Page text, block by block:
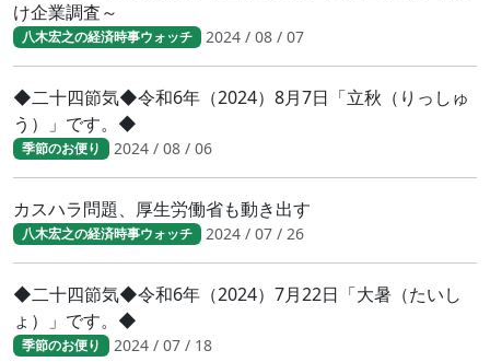
け企業調査～
八木宏之の経済時事ウォッチ 2024 / 08 / 07
◆二十四節気◆令和6年（2024）8月7日「立秋（りっしゅ
う）」です。◆
季節のお便り 2024 / 08 / 06
カスハラ問題、厚生労働省も動き出す
八木宏之の経済時事ウォッチ 2024 / 07 / 26
◆二十四節気◆令和6年（2024）7月22日「大暑（たいし
ょ）」です。◆
季節のお便り 2024 / 07 / 18